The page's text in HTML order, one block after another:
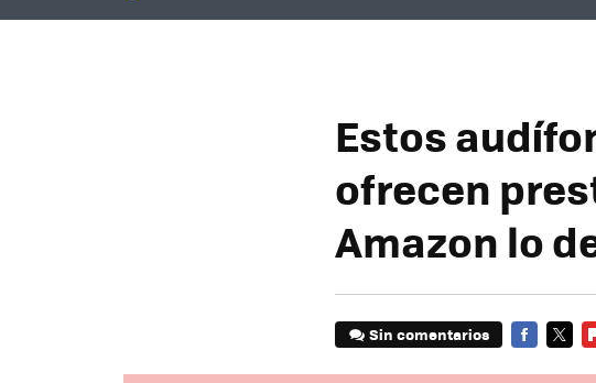
Estos
ofrecen
Amazon lo
Sin comentarios